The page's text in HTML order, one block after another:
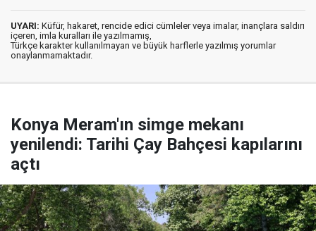
UYARI: Küfür, hakaret, rencide edici cümleler veya imalar, inançlara saldırı
içeren, imla kuralları ile yazılmamış,
Türkçe karakter kullanılmayan ve büyük harflerle yazılmış yorumlar
onaylanmamaktadır.
Konya Meram'ın simge mekanı
yenilendi: Tarihi Çay Bahçesi kapılarını
açtı